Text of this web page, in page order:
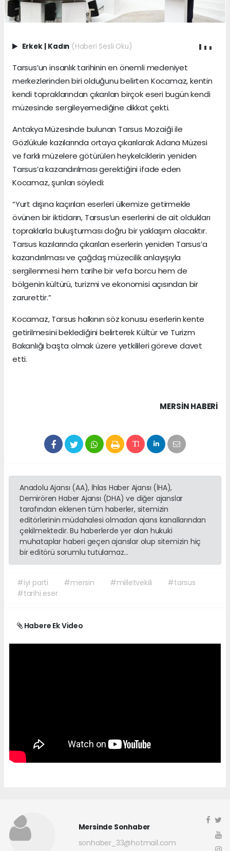
Erkek | Kadın (Haberi Sesli Oku)
Tarsus’un insanlık tarihinin en önemli medeniyet
merkezlerinden biri olduğunu belirten Kocamaz, kentin
kendi topraklarından çıkarılan birçok eseri bugün kendi
müzesinde sergileyemediğine dikkat çekti.
Antakya Müzesinde bulunan Tarsus Mozaiği ile
Gözlükule kazılarında ortaya çıkarılarak Adana Müzesi
ve farklı müzelere götürülen heykelciklerin yeniden
Tarsus’a kazandırılması gerektiğini ifade eden
Kocamaz, şunları söyledi:
“Yurt dışına kaçırılan eserleri ülkemize getirmekle
övünen bir iktidarın, Tarsus’un eserlerini de ait oldukları
topraklarla buluşturması doğru bir yaklaşım olacaktır.
Tarsus kazılarında çıkarılan eserlerin yeniden Tarsus’a
kazandırılması ve çağdaş müzecilik anlayışıyla
sergilenmesi hem tarihe bir vefa borcu hem de
bölgenin kültürü, turizmi ve ekonomisi açısından bir
zarurettir.”
Kocamaz, Tarsus halkının söz konusu eserlerin kente
getirilmesini beklediğini belirterek Kültür ve Turizm
Bakanlığı başta olmak üzere yetkilileri göreve davet
etti.
MERSIN HABERİ
Anadolu Ajansı (AA), İhlas Haber Ajansı (İHA),
Demirören Haber Ajansı (DHA) ve diğer ajanslar
tarafından eklenen tüm haberler, sitemizin
editörlerinin müdahalesi olmadan ajans kanallarından
çekilmektedir. Bu haberlerde yer alan hukuki
muhataplar haberi geçen ajanslar olup sitemizin hiç
bir editörü sorumlu tutulamaz...
#iyi parti #mersin #milletvekili
#tarsus
#tarihi eser
Habere Ek Video
Mersinde Sonhaber
sonhaber_33@hotmail.com